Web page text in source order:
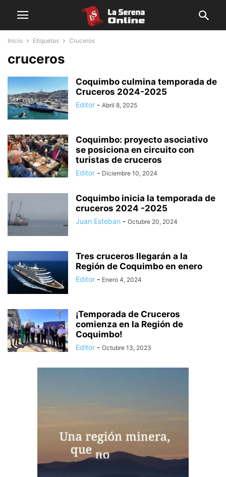
Inicio Etiquetas Cruceros
cruceros
Coquimbo culmina temporada de
Cruceros 2024-2025
Editor - Abril 8, 2025
Coquimbo: proyecto asociativo
se posiciona en circuito con
turistas de cruceros
Editor - Diciembre 10, 2024
Coquimbo inicia la temporada de
cruceros 2024 -2025
Juan Esteban - Octubre 20, 2024
Tres cruceros llegarán a la
Región de Coquimbo en enero
Editor - Enero 4, 2024
¡Temporada de Cruceros
comienza en la Región de
Coquimbo!
Editor - Octubre 13, 2023